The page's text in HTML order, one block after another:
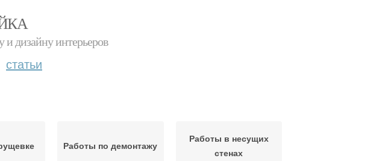
и дизайну интерьеров
статьи
Работы по демонтажу
Работы в несущих
стенах